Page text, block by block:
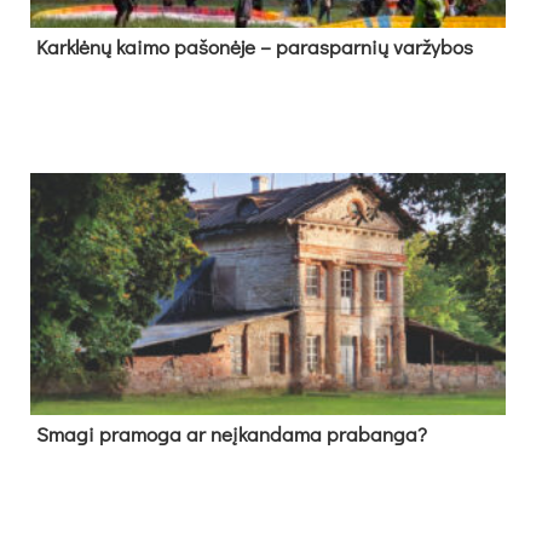
Kark­lė­nų kai­mo pa­šo­nė­je – pa­ras­par­nių var­žy­bos
Sma­gi pra­mo­ga ar neį­kan­da­ma pra­ban­ga?